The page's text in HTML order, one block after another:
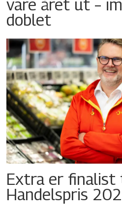
vare året ut –
doblet
Extra er finalist
Handelspris